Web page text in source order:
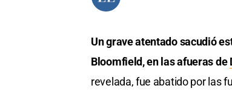
Un grave atentado sacudió
Bloomfield, en las afueras de
revelada, fue abatido por las